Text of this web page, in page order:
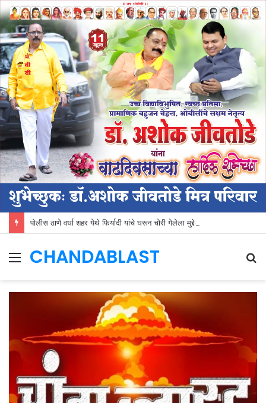
पोलीस ठाणे वर्धा शहर येथे फिर्यादी यांचे घरून चोरी गेलेला मुद्देमाल जप्त
Menu
CHANDABLAST